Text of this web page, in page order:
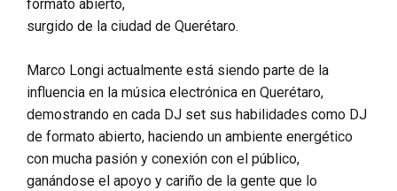
formato abierto,
surgido de la ciudad de Querétaro.
Marco Longi actualmente está siendo parte de la
influencia en la música electrónica en Querétaro,
demostrando en cada DJ set sus habilidades como DJ
de formato abierto, haciendo un ambiente energético
con mucha pasión y conexión con el público,
ganándose el apoyo y cariño de la gente que lo